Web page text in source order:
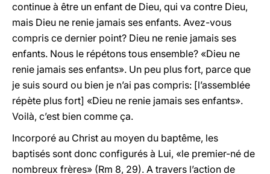
continue à être un enfant de Dieu, qui va contre Dieu,
mais Dieu ne renie jamais ses enfants. Avez-vous
compris ce dernier point? Dieu ne renie jamais ses
enfants. Nous le répétons tous ensemble? «Dieu ne
renie jamais ses enfants». Un peu plus fort, parce que
je suis sourd ou bien je n’ai pas compris: [l’assemblée
répète plus fort] «Dieu ne renie jamais ses enfants».
Voilà, c’est bien comme ça.
Incorporé au Christ au moyen du baptême, les
baptisés sont donc configurés à Lui, «le premier-né de
nombreux frères» (Rm 8, 29). A travers l’action de